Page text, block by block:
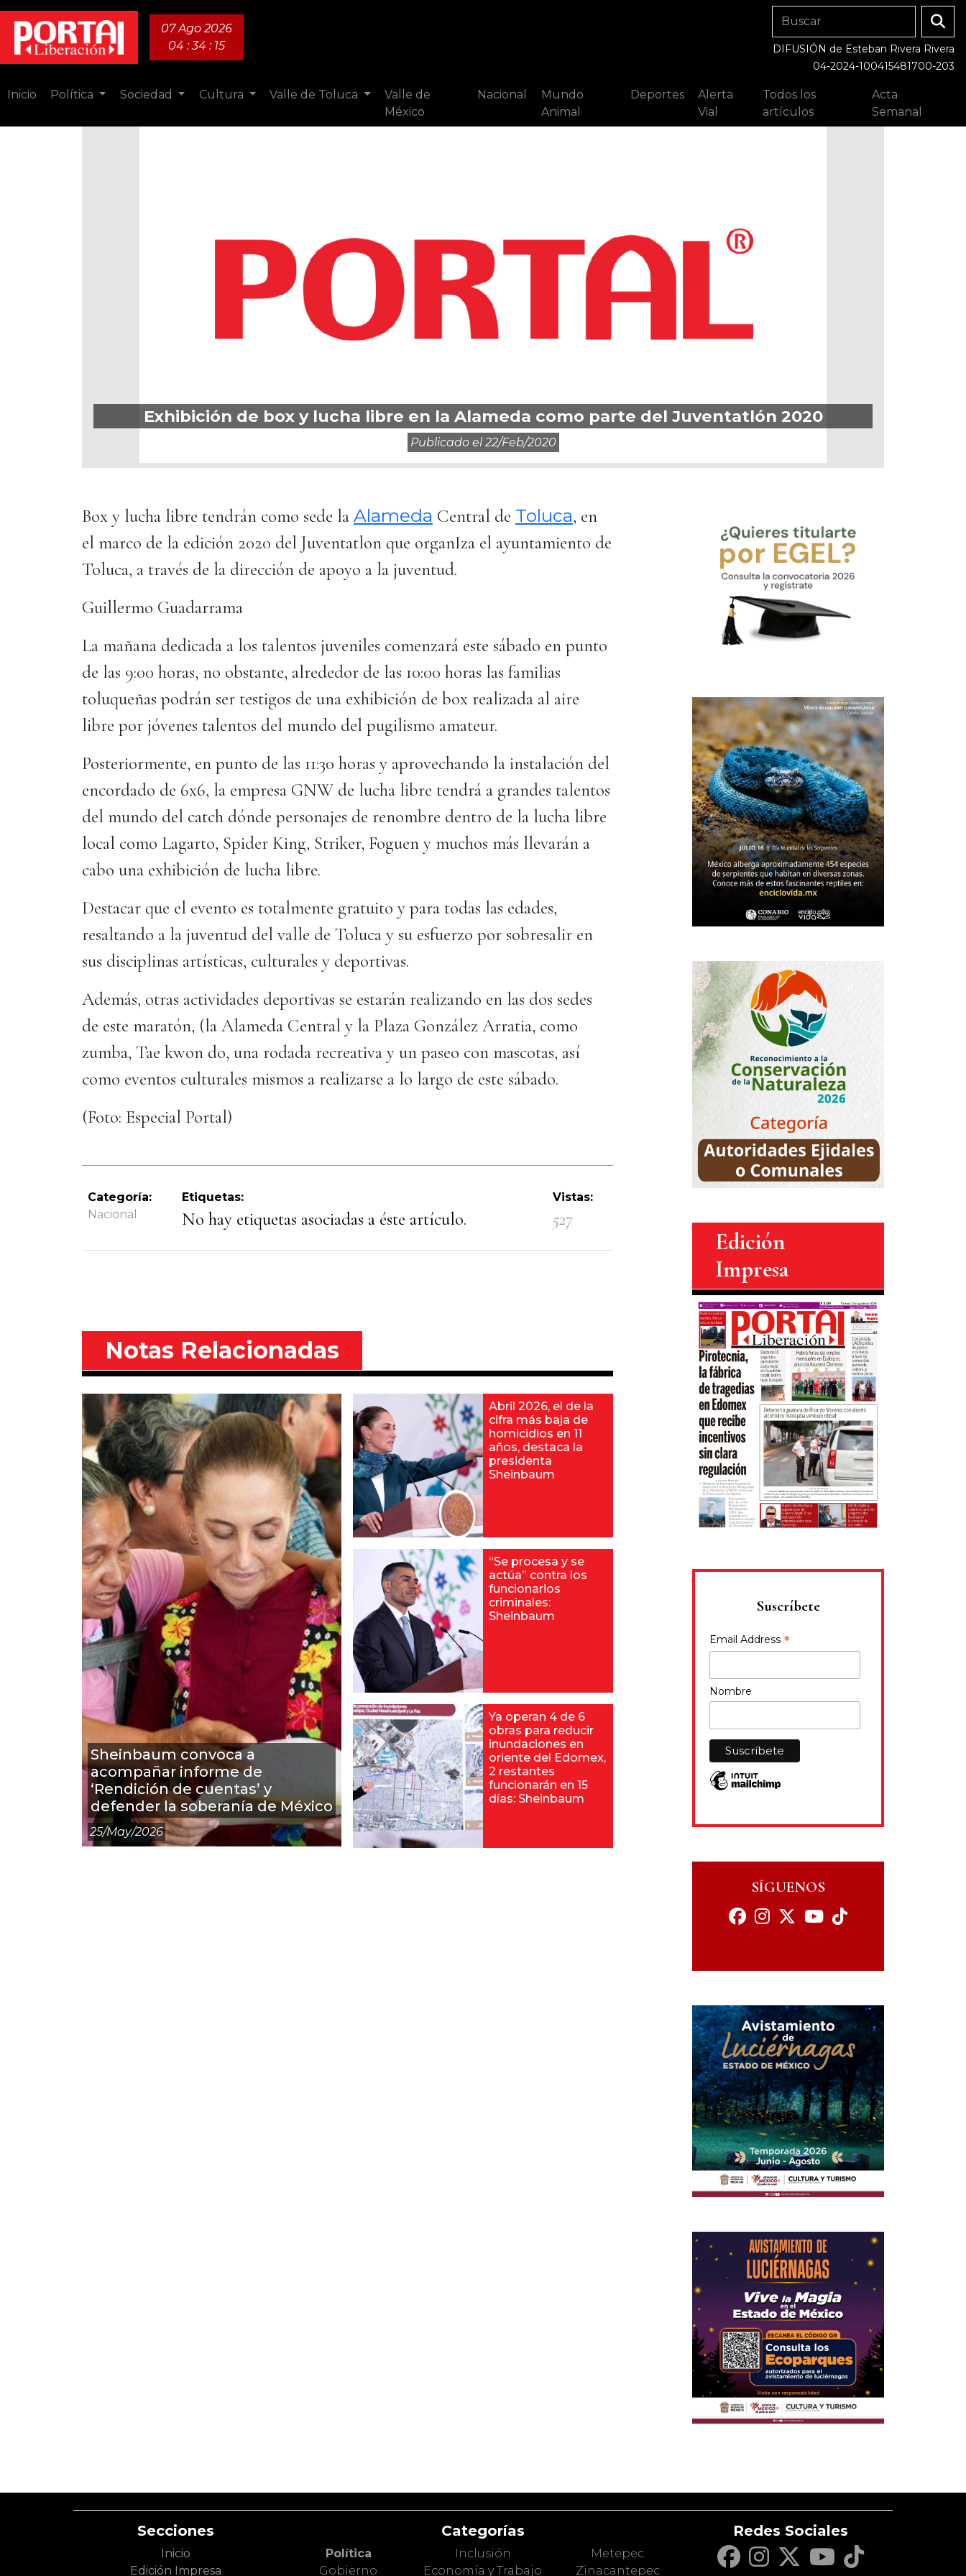
07 Ago 2026
04 : 34 : 16
DIFUSIÓN de Esteban Rivera Rivera
04-2024-100415481700-203
Inicio Política Sociedad Cultura Valle de Toluca
Valle de
México
Nacional
Mundo
Animal
Deportes
Alerta
Vial
Todos los
artículos
Acta
Semanal
Exhibición de box y lucha libre en la Alameda como parte del Juventatlón 2020
Publicado el22/feb/2020
Box y lucha libre tendrán como sede la Alameda Central de Toluca, en
el marco de la edición 2020 del Juventatlon que organIza el ayuntamiento de
Toluca, a través de la dirección de apoyo a la juventud.
Guillermo Guadarrama
La mañana dedicada a los talentos juveniles comenzará este sábado en punto
de las 9:00 horas, no obstante, alrededor de las 10:00 horas las familias
toluqueñas podrán ser testigos de una exhibición de box realizada al aire
libre por jóvenes talentos del mundo del pugilismo amateur.
Posteriormente, en punto de las 11:30 horas y aprovechando la instalación del
encordado de 6x6, la empresa GNW de lucha libre tendrá a grandes talentos
del mundo del catch dónde personajes de renombre dentro de la lucha libre
local como Lagarto, Spider King, Striker, Foguen y muchos más llevarán a
cabo una exhibición de lucha libre.
Destacar que el evento es totalmente gratuito y para todas las edades,
resaltando a la juventud del valle de Toluca y su esfuerzo por sobresalir en
sus disciplinas artísticas, culturales y deportivas.
Además, otras actividades deportivas se estarán realizando en las dos sedes
de este maratón, (la Alameda Central y la Plaza González Arratia, como
zumba, Tae kwon do, una rodada recreativa y un paseo con mascotas, así
como eventos culturales mismos a realizarse a lo largo de este sábado.
(Foto: Especial Portal)
Categoría:
Nacional
Etiquetas:
No hay etiquetas asociadas a éste artículo.
Vistas:
527
Notas Relacionadas
Sheinbaum convoca a
acompañar informe de
‘Rendición de cuentas’ y
defender la soberanía de México
25/may/2026
Abril 2026, el de la
cifra más baja de
homicidios en 11
años, destaca la
presidenta
Sheinbaum
“Se procesa y se
actúa” contra los
funcionarios
criminales:
Sheinbaum
Ya operan 4 de 6
obras para reducir
inundaciones en
oriente del Edomex,
2 restantes
funcionarán en 15
días: Sheinbaum
Edición
Impresa
Suscríbete
Email Address *
Nombre
SÍGUENOS
Secciones
Inicio
Edición Impresa
Categorías
Política
Gobierno
Inclusión
Economía y Trabajo
Metepec
Zinacantepec
Redes Sociales